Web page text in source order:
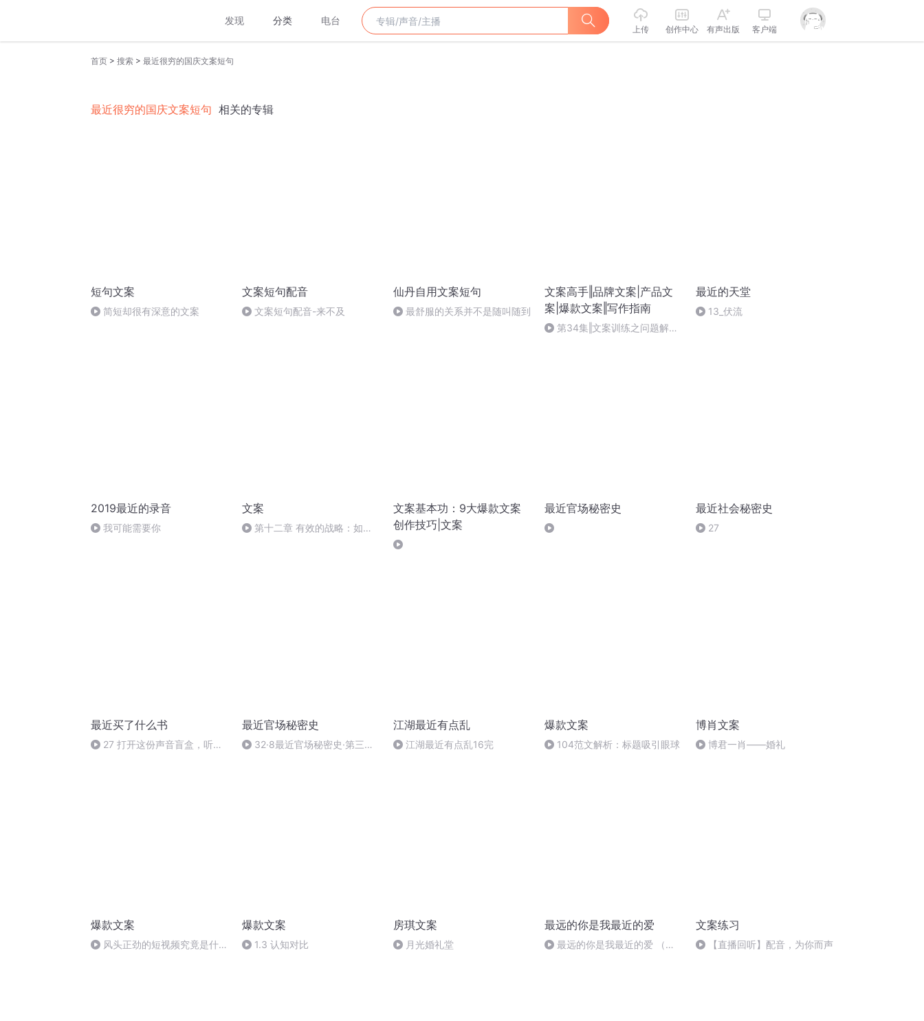
发现 分类 电台
上传 创作中心 有声出版 客户端
首页 > 搜索 > 最近很穷的国庆文案短句
最近很穷的国庆文案短句 相关的专辑
短句文案
简短却很有深意的文案
文案短句配音
文案短句配音-来不及
仙丹自用文案短句
最舒服的关系并不是随叫随到
文案高手‖品牌文案|产品文
案|爆款文案‖写作指南
第34集‖文案训练之问题解决
最近的天堂
13_伏流
2019最近的录音
我可能需要你
文案
第十二章 有效的战略：如何
文案基本功：9大爆款文案
创作技巧|文案
最近官场秘密史 最近社会秘密史
27
最近买了什么书
27 打开这份声音盲盒，听听
最近官场秘密史
32·8最近官场秘密史·第三十
江湖最近有点乱
江湖最近有点乱16完
爆款文案
104范文解析：标题吸引眼球
博肖文案
博君一肖——婚礼
爆款文案
风头正劲的短视频究竟是什
爆款文案
1.3 认知对比
房琪文案
月光婚礼堂
最远的你是我最近的爱
最远的你是我最近的爱 （大
文案练习
【直播回听】配音，为你而声